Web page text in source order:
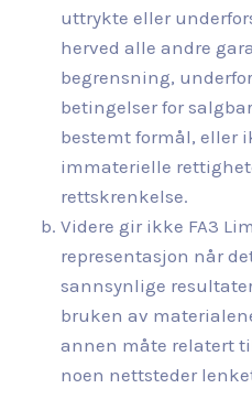
uttrykte eller
herved alle andre
begrensning,
betingelser for
bestemt formål, eller
immaterielle
rettskrenkelse.
Videre gir ikke FA3
representasjon når
sannsynlige
bruken av
annen måte relatert
noen nettsteder